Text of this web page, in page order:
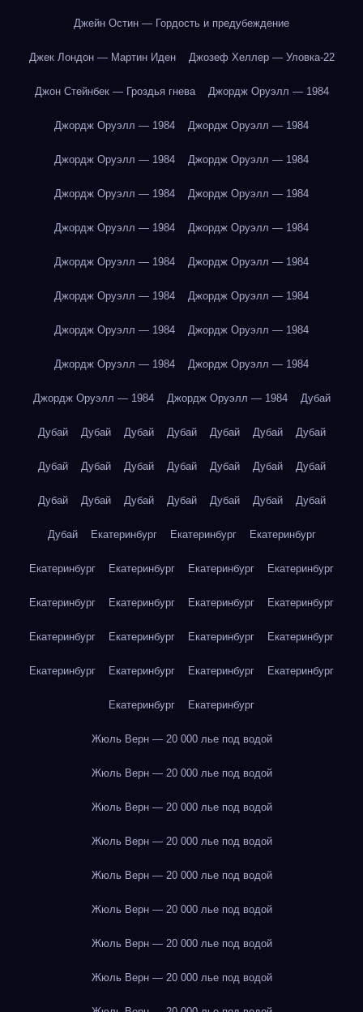
Джейн Остин — Гордость и предубеждение
Джек Лондон — Мартин Иден Джозеф Хеллер — Уловка-22
Джон Стейнбек — Гроздья гнева Джордж Оруэлл — 1984
Джордж Оруэлл — 1984 Джордж Оруэлл — 1984
Джордж Оруэлл — 1984 Джордж Оруэлл — 1984
Джордж Оруэлл — 1984 Джордж Оруэлл — 1984
Джордж Оруэлл — 1984 Джордж Оруэлл — 1984
Джордж Оруэлл — 1984 Джордж Оруэлл — 1984
Джордж Оруэлл — 1984 Джордж Оруэлл — 1984
Джордж Оруэлл — 1984 Джордж Оруэлл — 1984
Джордж Оруэлл — 1984 Джордж Оруэлл — 1984
Джордж Оруэлл — 1984 Джордж Оруэлл — 1984 Дубай
Дубай Дубай Дубай Дубай Дубай Дубай Дубай
Дубай Дубай Дубай Дубай Дубай Дубай Дубай
Дубай Дубай Дубай Дубай Дубай Дубай Дубай
Дубай Екатеринбург Екатеринбург Екатеринбург
Екатеринбург Екатеринбург Екатеринбург Екатеринбург
Екатеринбург Екатеринбург Екатеринбург Екатеринбург
Екатеринбург Екатеринбург Екатеринбург Екатеринбург
Екатеринбург Екатеринбург Екатеринбург Екатеринбург
Екатеринбург Екатеринбург
Жюль Верн — 20 000 лье под водой
Жюль Верн — 20 000 лье под водой
Жюль Верн — 20 000 лье под водой
Жюль Верн — 20 000 лье под водой
Жюль Верн — 20 000 лье под водой
Жюль Верн — 20 000 лье под водой
Жюль Верн — 20 000 лье под водой
Жюль Верн — 20 000 лье под водой